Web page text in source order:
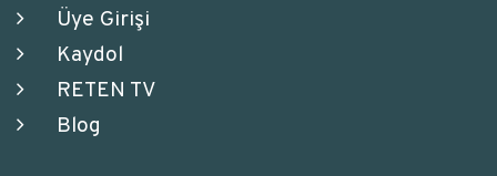
Üye Girişi
Kaydol
RETEN TV
Blog